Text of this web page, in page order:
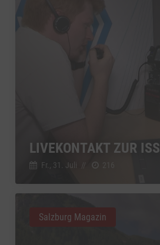
LIVEKONTAKT ZUR ISS
Fr., 31. Juli //
Salzburg Magazin